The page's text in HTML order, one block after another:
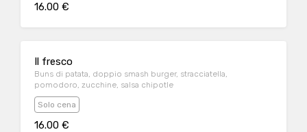
16.00 €
Il fresco
Buns di patata, doppio smash burger, stracciatella,
pomodoro, zucchine, salsa chipotle
Solo cena
16.00 €